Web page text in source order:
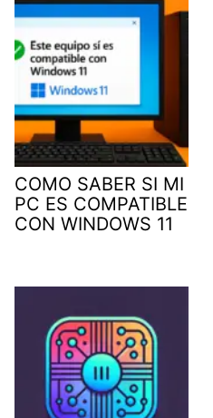
COMO SABER SI MI
PC ES COMPATIBLE
CON WINDOWS 11